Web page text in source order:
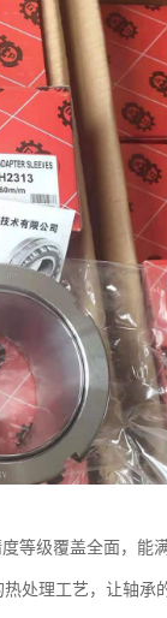
等级覆盖全面，能
处理工艺，让轴承